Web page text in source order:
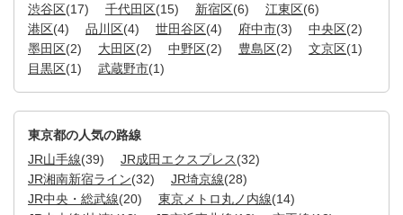
渋谷区(17) 千代田区(15) 新宿区(6) 江東区(6)
港区(4) 品川区(4) 世田谷区(4) 府中市(3) 中央区(2)
墨田区(2) 大田区(2) 中野区(2) 豊島区(2) 文京区(1)
目黒区(1) 武蔵野市(1)
東京都の人気の路線
JR山手線(39) JR成田エクスプレス(32)
JR湘南新宿ライン(32) JR埼京線(28)
JR中央・総武線(20) 東京メトロ丸ノ内線(14)